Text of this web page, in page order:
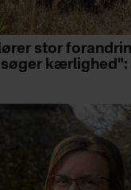
stor
kærlighed":